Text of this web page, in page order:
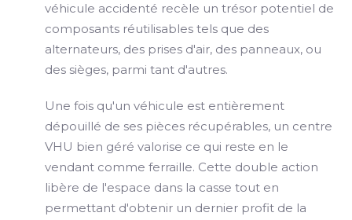
véhicule accidenté recèle un trésor potentiel de
composants réutilisables tels que des
alternateurs, des prises d'air, des panneaux, ou
des sièges, parmi tant d'autres.
Une fois qu'un véhicule est entièrement
dépouillé de ses pièces récupérables, un centre
VHU bien géré valorise ce qui reste en le
vendant comme ferraille. Cette double action
libère de l'espace dans la casse tout en
permettant d'obtenir un dernier profit de la